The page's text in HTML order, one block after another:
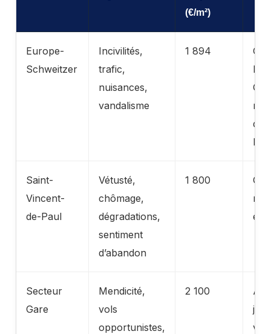
(€/m²)
Europe-
Schweitzer
Incivilités,
trafic,
nuisances,
vandalisme
1 894
Saint-
Vincent-
de-Paul
Vétusté,
chômage,
dégradations,
sentiment
d’abandon
1 800
en
Secteur
Gare
Mendicité,
vols
opportunistes,
2 100